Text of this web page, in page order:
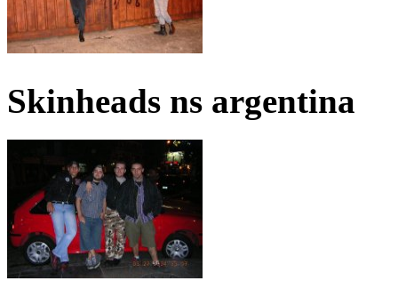
Skinheads ns argentina